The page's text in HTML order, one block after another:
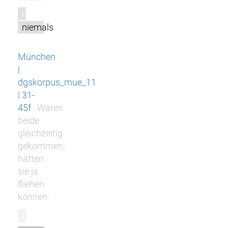
m
niemals
München
|
dgskorpus_mue_11
| 31-
45f
Wären
beide
gleichzeitig
gekommen,
hätten
sie ja
fliehen
können.